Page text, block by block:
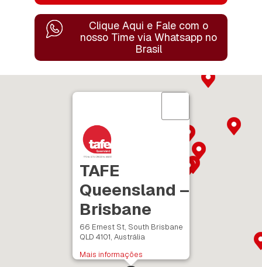
Clique Aqui e Fale com o
nosso Time via Whatsapp no
Brasil
TAFE
Queensland –
Brisbane
66 Ernest St, South Brisbane
QLD 4101, Austrália
Mais informações